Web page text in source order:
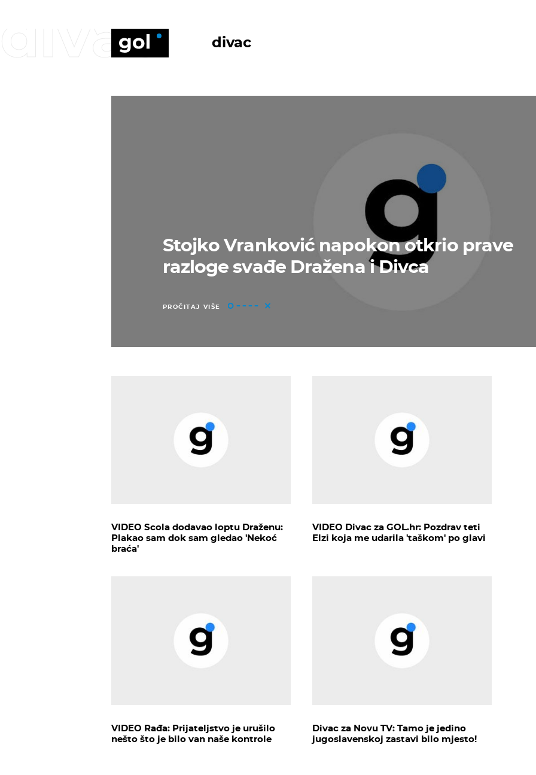
divac
divac
Stojko Vranković napokon otkrio prave
razloge svađe Dražena i Divca
PROČITAJ VIŠE
VIDEO Scola dodavao loptu Draženu:
Plakao sam dok sam gledao 'Nekoć
braća'
VIDEO Divac za GOL.hr: Pozdrav teti
Elzi koja me udarila 'taškom' po glavi
VIDEO Rađa: Prijateljstvo je urušilo
nešto što je bilo van naše kontrole
Divac za Novu TV: Tamo je jedino
jugoslavenskoj zastavi bilo mjesto!